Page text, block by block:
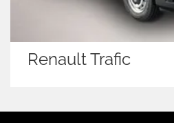
Renault Trafic